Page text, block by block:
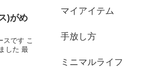
)がめ
スです こ
した 最
マイアイテム
手放し方
ミニマルライフ